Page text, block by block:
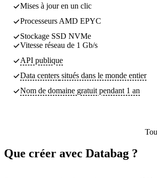
Mises à jour en un clic
Processeurs AMD EPYC
Stockage SSD NVMe
Vitesse réseau de 1 Gb/s
API publique
Data centers situés dans le monde entier
Nom de domaine gratuit pendant 1 an
Que créer avec Databag ?